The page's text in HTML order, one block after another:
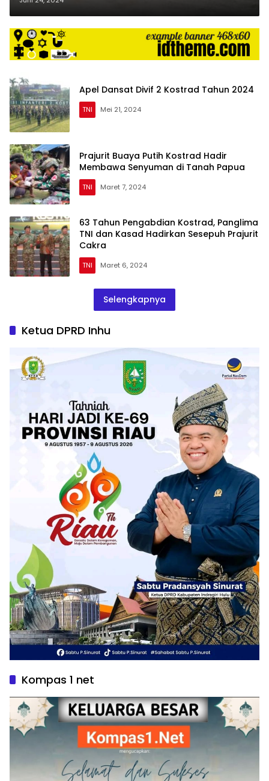
Apel Dansat Divif 2 Kostrad Tahun 2024
TNI Mei 21, 2024
Prajurit Buaya Putih Kostrad Hadir
Membawa Senyuman di Tanah Papua
TNI Maret 7, 2024
63 Tahun Pengabdian Kostrad, Panglima
TNI dan Kasad Hadirkan Sesepuh Prajurit
Cakra
TNI Maret 6, 2024
Selengkapnya
Ketua DPRD Inhu
Kompas 1 net